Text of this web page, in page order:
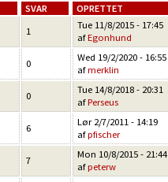
SVAR OPRETTET
1
Tue 11/8/2015 - 17:45
afEgonhund
0
Wed 19/2/2020 - 16:55
afmerklin
0
Tue 14/8/2018 - 20:31
afPerseus
6
Lør 2/7/2011 - 14:19
afpfischer
7
Mon 10/8/2015 - 21:44
afpeterw